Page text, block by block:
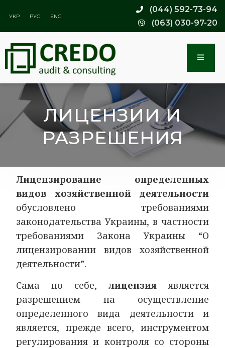
УКР РУС ENG
(044) 592-73-94
(063) 030-97-20
ЛИЦЕНЗИИ И
РАЗРЕШЕНИЯ
Лицензирование определенных
видов хозяйственной деятельности
обусловлено требованиями
законодательства Украины, в частности
требованиями Закона Украины “О
лицензировании видов хозяйственной
деятельности”.
Сама по себе, лицензияявляется
разрешением на осуществление
определенного вида деятельности и
является, прежде всего, инструментом
регулирования и контроля со стороны